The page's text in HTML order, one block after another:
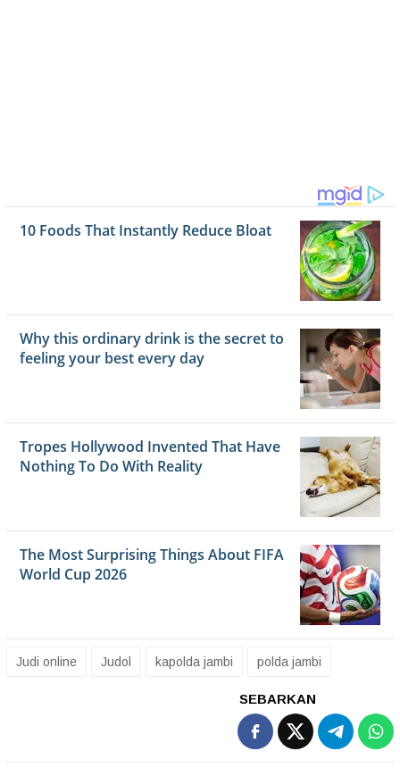
Judi online Judol kapolda jambi polda jambi
SEBARKAN